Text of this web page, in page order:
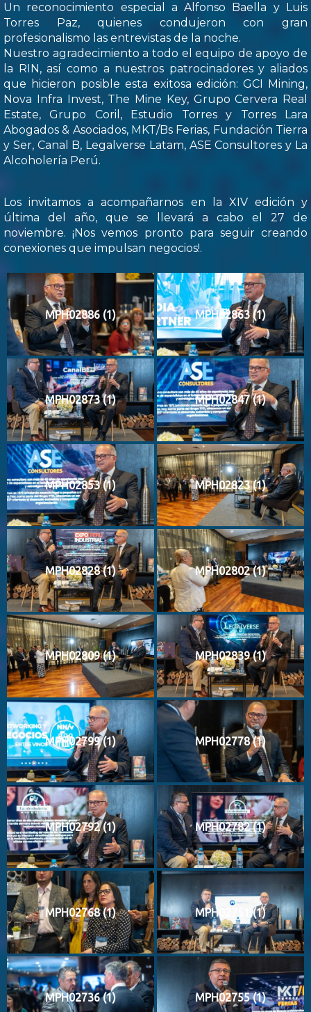
Un reconocimiento especial a Alfonso Baella y Luis
Torres Paz, quienes condujeron con gran
profesionalismo las entrevistas de la noche.
Nuestro agradecimiento a todo el equipo de apoyo de
la RIN, así como a nuestros patrocinadores y aliados
que hicieron posible esta exitosa edición: GCI Mining,
Nova Infra Invest, The Mine Key, Grupo Cervera Real
Estate, Grupo Coril, Estudio Torres y Torres Lara
Abogados & Asociados, MKT/Bs Ferias, Fundación Tierra
y Ser, Canal B, Legalverse Latam, ASE Consultores y La
Alcoholería Perú.
Los invitamos a acompañarnos en la XIV edición y
última del año, que se llevará a cabo el 27 de
noviembre. ¡Nos vemos pronto para seguir creando
conexiones que impulsan negocios!.
MPH02886 (1) MPH02863 (1)
MPH02873 (1) MPH02847 (1)
MPH02853 (1) MPH02823 (1)
MPH02828 (1) MPH02802 (1)
MPH02809 (1) MPH02839 (1)
MPH02799 (1) MPH02778 (1)
MPH02792 (1) MPH02782 (1)
MPH02768 (1) MPH02751 (1)
MPH02736 (1) MPH02755 (1)